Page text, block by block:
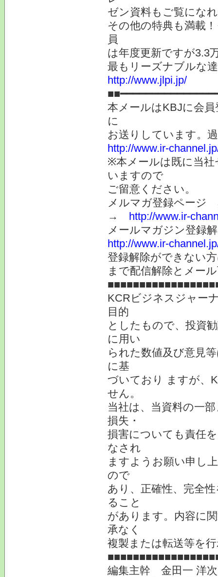
ゼン資料もご覧にな
その他の特典も満載
員
は年度更新ですが3.3
最もリーズナブル
http://www.jlpi.jp/
本メールはKBJに会
に
お送りしています。
http://www.ir-
※本メールは既に当
いますので
ご留意ください。
メルマガ登録ページ
→ http://www.ir-
メールマガジン登録
http://www.ir-
登録解除ができない
まで配信解除とメー
KCRビジネスジャー
目的
としたもので、投資
に用い
られた数値及び意見
に基
づいており ますが、
せん。
当社は、当資料の一
損失・
損害についても責任
なされ
ますようお願い申し
ので
あり、正確性、完全
ること
があります。内容に
承なく
複製または転送等を
編集主幹 金田一 洋